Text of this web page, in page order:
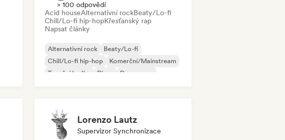
> 100 odpovědí
Acid houseAlternativní rockBeaty/Lo-fi
Chill/Lo-fi hip-hopKřesťanský rap
Napsat články
Alternativní rock
Beaty/Lo-fi
Chill/Lo-fi hip-hop
Komerční/Mainstream
Taneční hudba
Disco
Dream pop
Lorenzo Lautz
Supervizor Synchronizace